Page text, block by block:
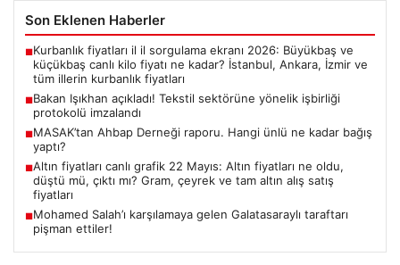
Son Eklenen Haberler
■Kurbanlık fiyatları il il sorgulama ekranı 2026: Büyükbaş ve
küçükbaş canlı kilo fiyatı ne kadar? İstanbul, Ankara, İzmir ve
tüm illerin kurbanlık fiyatları
■Bakan Işıkhan açıkladı! Tekstil sektörüne yönelik işbirliği
protokolü imzalandı
■MASAK’tan Ahbap Derneği raporu. Hangi ünlü ne kadar bağış
yaptı?
■Altın fiyatları canlı grafik 22 Mayıs: Altın fiyatları ne oldu,
düştü mü, çıktı mı? Gram, çeyrek ve tam altın alış satış
fiyatları
■Mohamed Salah’ı karşılamaya gelen Galatasaraylı taraftarı
pişman ettiler!